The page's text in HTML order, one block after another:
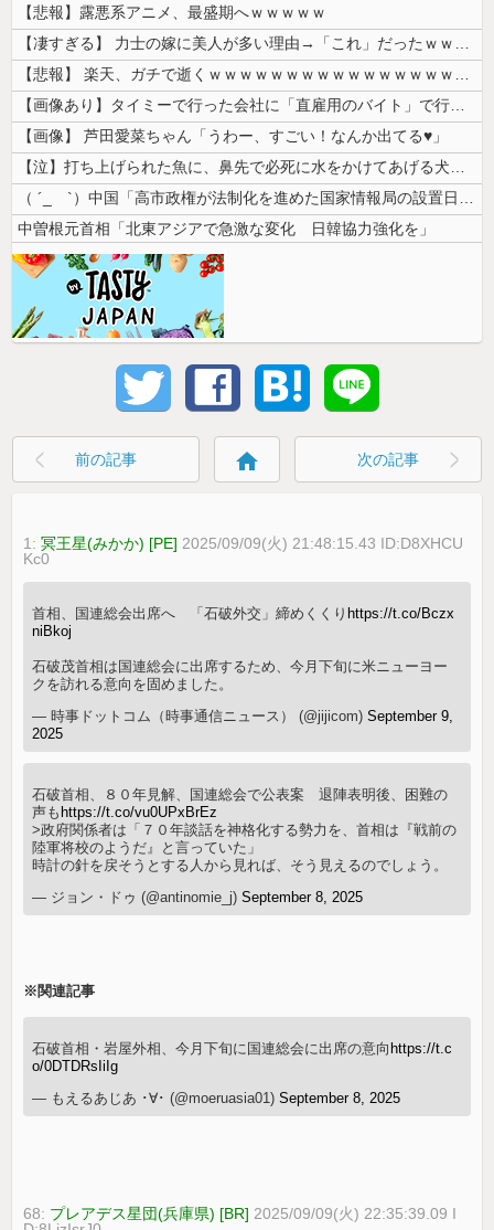
【悲報】露悪系アニメ、最盛期へｗｗｗｗｗ
【凄すぎる】 力士の嫁に美人が多い理由→「これ」だったｗｗｗｗｗｗｗ
【悲報】 楽天、ガチで逝くｗｗｗｗｗｗｗｗｗｗｗｗｗｗｗｗｗｗｗｗ
【画像あり】タイミーで行った会社に「直雇用のバイト」で行った結果ｗｗｗ...
【画像】 芦田愛菜ちゃん「うわー、すごい！なんか出てる♥」
【泣】打ち上げられた魚に、鼻先で必死に水をかけてあげる犬が話題
（ ´_ゝ`）中国「高市政権が法制化を進めた国家情報局の設置日が7月3...
中曽根元首相「北東アジアで急激な変化 日韓協力強化を」
前の記事 home 次の記事
1:冥王星(みかか) [PE] 2025/09/09(火) 21:48:15.43 ID:D8XHCU
Kc0
首相、国連総会出席へ 「石破外交」締めくくり https://t.co/Bczx
niBkoj
石破茂首相は国連総会に出席するため、今月下旬に米ニューヨー
クを訪れる意向を固めました。
— 時事ドットコム（時事通信ニュース） (@jijicom)September 9,
2025
石破首相、８０年見解、国連総会で公表案 退陣表明後、困難の
声も https://t.co/vu0UPxBrEz
>政府関係者は「７０年談話を神格化する勢力を、首相は『戦前の
陸軍将校のようだ』と言っていた」
時計の針を戻そうとする人から見れば、そう見えるのでしょう。
— ジョン・ドゥ (@antinomie_j)September 8, 2025
※関連記事
石破首相・岩屋外相、今月下旬に国連総会に出席の意向 https://t.c
o/0DTDRsIiIg
— もえるあじあ ･∀･ (@moeruasia01)September 8, 2025
68: プレアデス星団(兵庫県) [BR] 2025/09/09(火) 22:35:39.09 I